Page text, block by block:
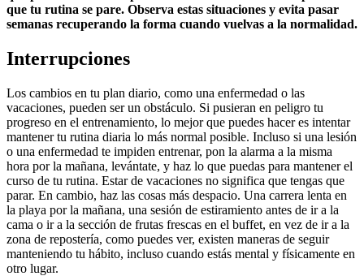
que tu rutina se pare. Observa estas situaciones y evita pasar
semanas recuperando la forma cuando vuelvas a la normalidad.
Interrupciones
Los cambios en tu plan diario, como una enfermedad o las
vacaciones, pueden ser un obstáculo. Si pusieran en peligro tu
progreso en el entrenamiento, lo mejor que puedes hacer es intentar
mantener tu rutina diaria lo más normal posible. Incluso si una lesión
o una enfermedad te impiden entrenar, pon la alarma a la misma
hora por la mañana, levántate, y haz lo que puedas para mantener el
curso de tu rutina. Estar de vacaciones no significa que tengas que
parar. En cambio, haz las cosas más despacio. Una carrera lenta en
la playa por la mañana, una sesión de estiramiento antes de ir a la
cama o ir a la sección de frutas frescas en el buffet, en vez de ir a la
zona de repostería, como puedes ver, existen maneras de seguir
manteniendo tu hábito, incluso cuando estás mental y físicamente en
otro lugar.